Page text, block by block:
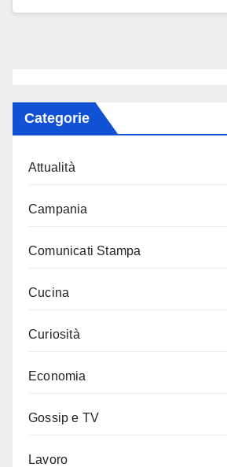
Categorie
Attualità
Campania
Comunicati Stampa
Cucina
Curiosità
Economia
Gossip e TV
Lavoro